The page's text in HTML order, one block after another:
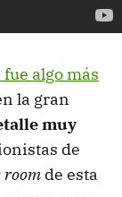
algo más
la gran
muy
de
room de esta